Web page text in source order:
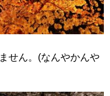
せん。(なんやかんや